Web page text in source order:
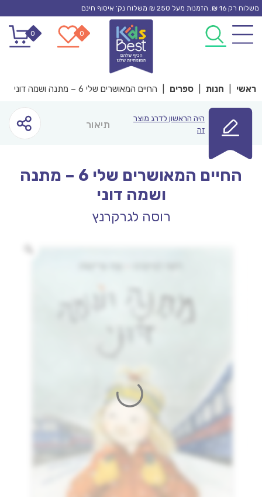
Skip
content
משלוח רק 16 ₪. הזמנות מעל 250 ₪ משלוח נק’ איסוף חינם
0
0
ראשי חנות ספרים החיים המאושרים שלי 6 – מתנה ושמה דוני
היה הראשון לדרג מוצר
זה
תיאור
החיים המאושרים שלי 6 – מתנה
ושמה דוני
רוסה לגרקרנץ